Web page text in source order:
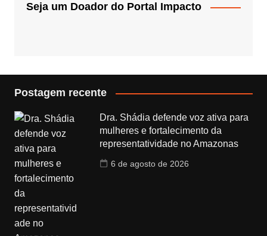
Seja um Doador do Portal Impacto
Postagem recente
Dra. Shádia defende voz ativa para
mulheres e fortalecimento da
representatividade no Amazonas
6 de agosto de 2026